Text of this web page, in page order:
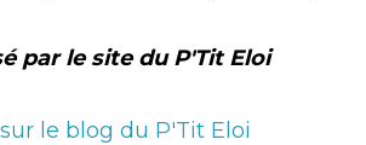
par le site du P'Tit Eloi
le blog du P'Tit Eloi